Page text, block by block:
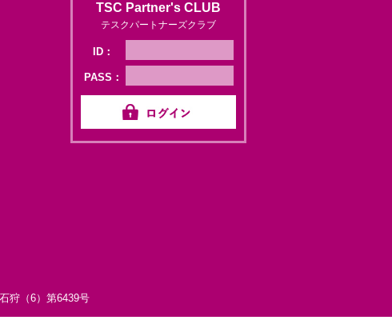
TSC Partner's CLUB
テスクパートナーズクラブ
ID：
PASS：
狩（6）第6439号